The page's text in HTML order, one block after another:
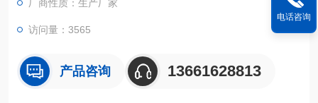
厂商性质：生产厂家
访问量：3565
产品咨询 13661628813
电话咨询